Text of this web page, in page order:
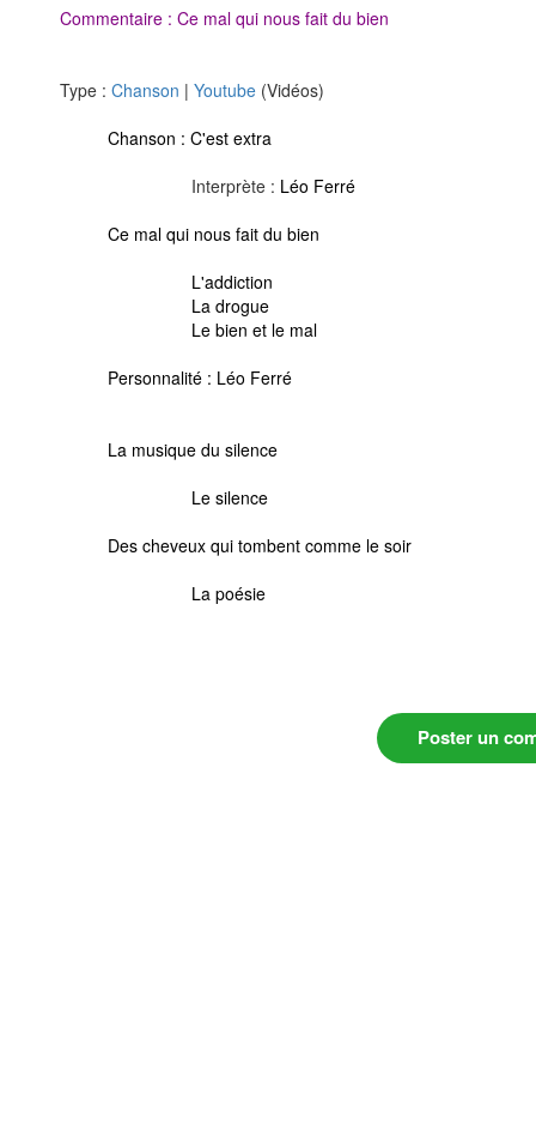
Commentaire : Ce mal qui nous fait du bien
Type : Chanson | Youtube (Vidéos)
Chanson : C'est extra
Interprète : Léo Ferré
Ce mal qui nous fait du bien
L'addiction
La drogue
Le bien et le mal
Personnalité : Léo Ferré
La musique du silence
Le silence
Des cheveux qui tombent comme le soir
La poésie
Poster un